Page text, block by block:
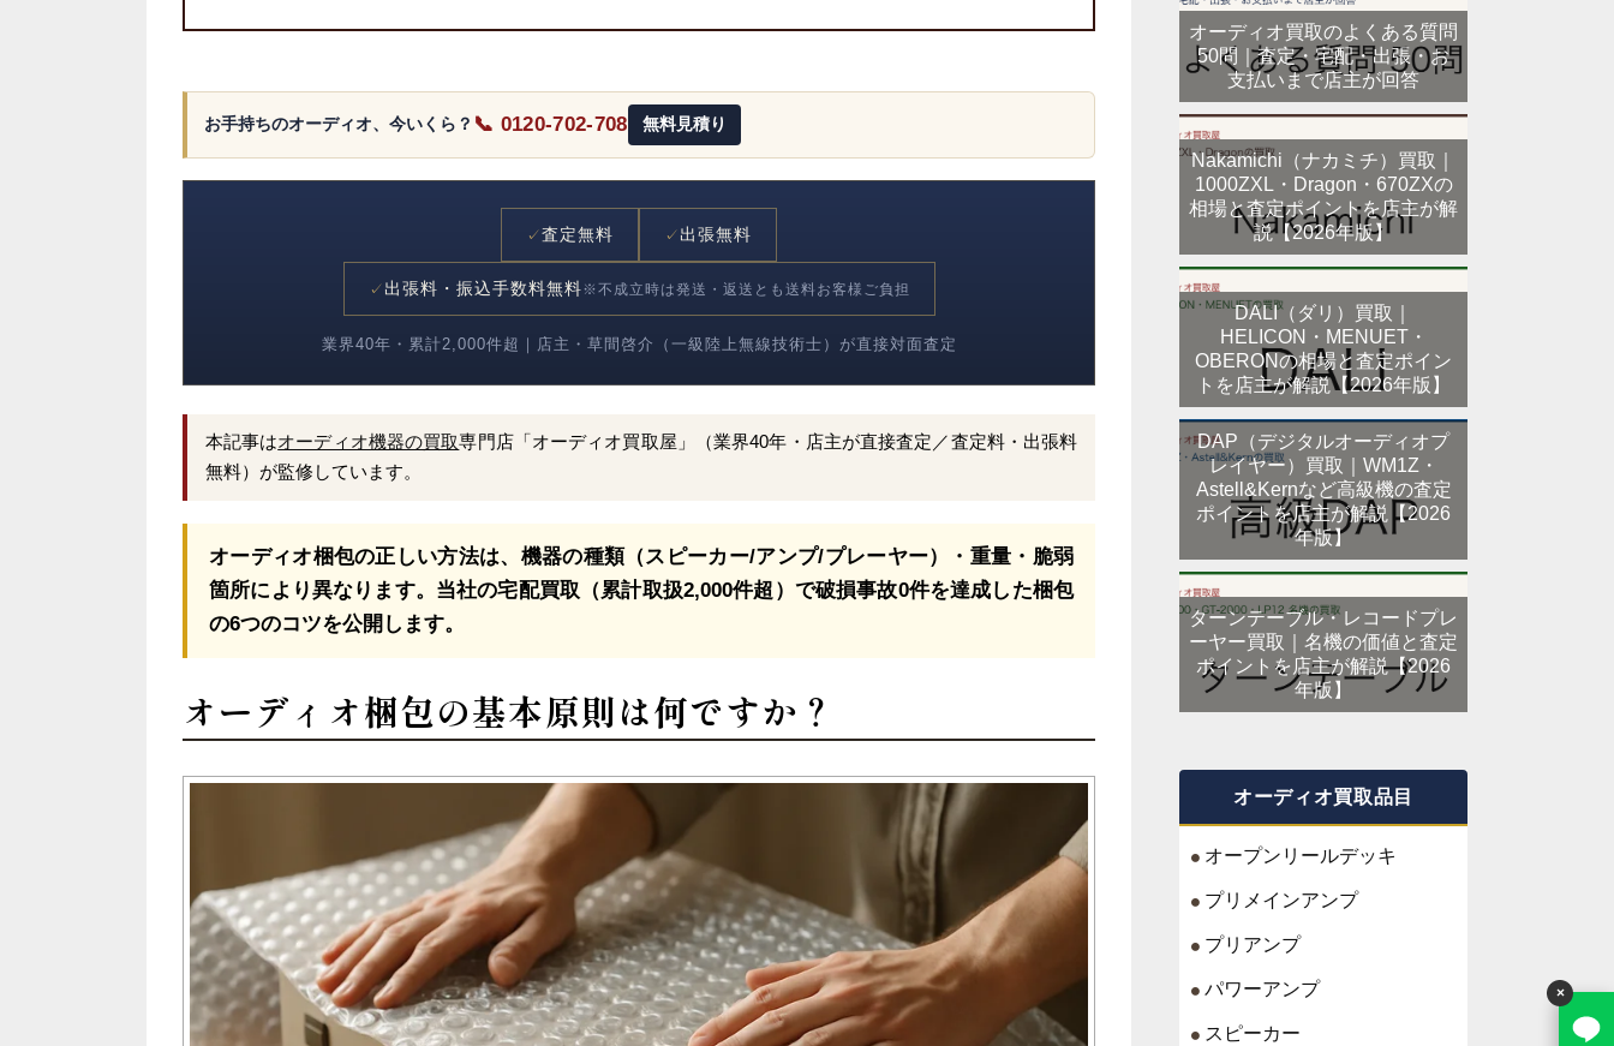
お手持ちのオーディオ、今いくら？ 📞 0120-702-708 無料見積り
✓査定無料 ✓ 出張無料
✓ 出張料・振込手数料無料※不成立時は発送・返送とも送料お客様ご負担
業界40年・累計2,000件超｜店主・草間啓介（一級陸上無線技術士）が直接対面査定
本記事はオーディオ機器の買取専門店「オーディオ買取屋」（業界40年・店主が直接査定／査定料・出張料
無料）が監修しています。
オーディオ梱包の正しい方法は、機器の種類（スピーカー/アンプ/プレーヤー）・重量・脆弱
箇所により異なります。当社の宅配買取（累計取扱2,000件超）で破損事故0件を達成した梱包
の6つのコツを公開します。
オーディオ梱包の基本原則は何ですか？
オーディオ買取のよくある質問
50問｜査定・宅配・出張・お
支払いまで店主が回答
Nakamichi（ナカミチ）買取｜
1000ZXL・Dragon・670ZXの
相場と査定ポイントを店主が解
説【2026年版】
DALI（ダリ）買取｜
HELICON・MENUET・
OBERONの相場と査定ポイン
トを店主が解説【2026年版】
DAP（デジタルオーディオプ
レイヤー）買取｜WM1Z・
Astell&Kernなど高級機の査定
ポイントを店主が解説【2026
年版】
ターンテーブル・レコードプレ
ーヤー買取｜名機の価値と査定
ポイントを店主が解説【2026
年版】
オーディオ買取品目
オープンリールデッキ
プリメインアンプ
プリアンプ
パワーアンプ
スピーカー
×